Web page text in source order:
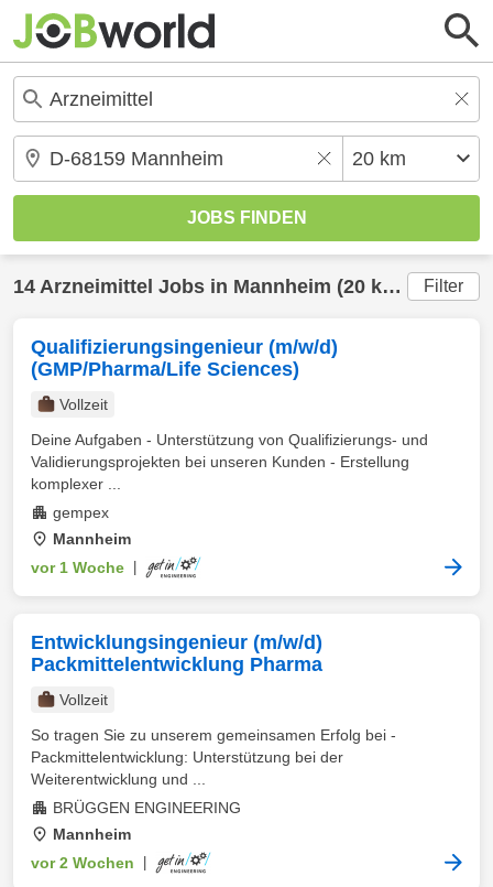
14 Arzneimittel Jobs in Mannheim (20 km) gefunden Filter
Qualifizierungsingenieur (m/w/d)
(GMP/Pharma/Life Sciences)
Vollzeit
Deine Aufgaben - Unterstützung von Qualifizierungs- und
Validierungsprojekten bei unseren Kunden - Erstellung
komplexer ...
gempex
Mannheim
vor 1 Woche
Entwicklungsingenieur (m/w/d)
Packmittelentwicklung Pharma
Vollzeit
So tragen Sie zu unserem gemeinsamen Erfolg bei -
Packmittelentwicklung: Unterstützung bei der
Weiterentwicklung und ...
BRÜGGEN ENGINEERING
Mannheim
vor 2 Wochen